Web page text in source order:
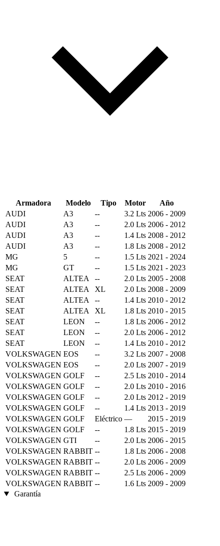
Armadora Modelo Tipo Motor
Año
AUDI
A3 -- 3.2 Lts 2006 - 2009
AUDI
A3 -- 2.0 Lts 2006 - 2012
AUDI
A3 -- 1.4 Lts 2008 - 2012
AUDI
A3 -- 1.8 Lts 2008 - 2012
MG
5 -- 1.5 Lts 2021 - 2024
MG
GT -- 1.5 Lts 2021 - 2023
SEAT
ALTEA -- 2.0 Lts 2005 - 2008
SEAT
ALTEA XL 2.0 Lts 2008 - 2009
SEAT
ALTEA -- 1.4 Lts 2010 - 2012
SEAT
ALTEA XL 1.8 Lts 2010 - 2015
SEAT
LEON -- 1.8 Lts 2006 - 2012
SEAT
LEON -- 2.0 Lts 2006 - 2012
SEAT
LEON -- 1.4 Lts 2010 - 2012
VOLKSWAGEN EOS -- 3.2 Lts 2007 - 2008
VOLKSWAGEN EOS -- 2.0 Lts 2007 - 2019
VOLKSWAGEN GOLF -- 2.5 Lts 2010 - 2014
VOLKSWAGEN GOLF -- 2.0 Lts 2010 - 2016
VOLKSWAGEN GOLF -- 2.0 Lts 2012 - 2019
VOLKSWAGEN GOLF -- 1.4 Lts 2013 - 2019
VOLKSWAGEN GOLF Eléctrico —
2015 - 2019
VOLKSWAGEN GOLF -- 1.8 Lts 2015 - 2019
VOLKSWAGEN GTI -- 2.0 Lts 2006 - 2015
VOLKSWAGEN RABBIT -- 1.8 Lts 2006 - 2008
VOLKSWAGEN RABBIT -- 2.0 Lts 2006 - 2009
VOLKSWAGEN RABBIT -- 2.5 Lts 2006 - 2009
VOLKSWAGEN RABBIT -- 1.6 Lts 2009 - 2009
Garantía